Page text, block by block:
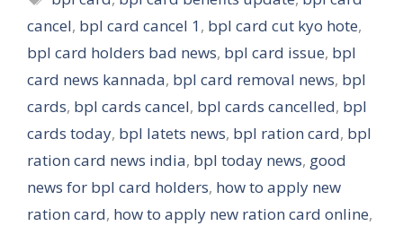
cancel, bpl card cancel 1, bpl card cut kyo hote,
bpl card holders bad news, bpl card issue, bpl
card news kannada, bpl card removal news, bpl
cards, bpl cards cancel, bpl cards cancelled, bpl
cards today, bpl latets news, bpl ration card, bpl
ration card news india, bpl today news, good
news for bpl card holders, how to apply new
ration card, how to apply new ration card online,